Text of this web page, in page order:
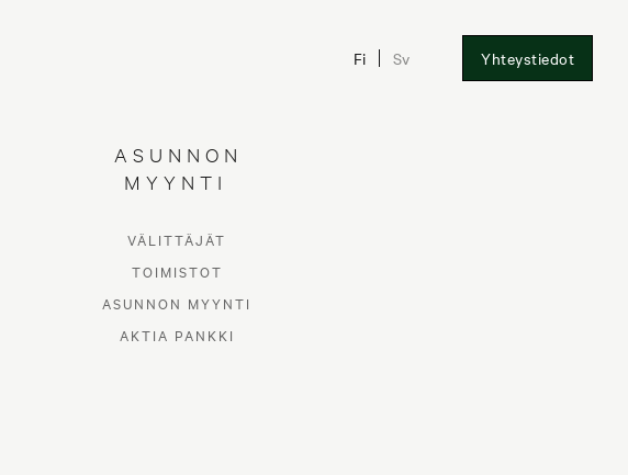
Fi Sv Yhteystiedot
ASUNNON
MYYNTI
VÄLITTÄJÄT
TOIMISTOT
ASUNNON MYYNTI
AKTIA PANKKI